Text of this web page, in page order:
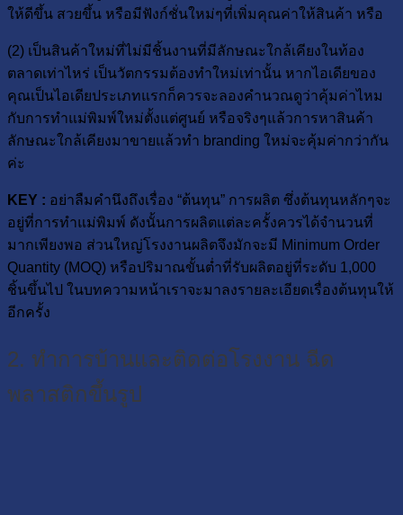
ให้ดีขึ้น สวยขึ้น หรือมีฟังก์ชั่นใหม่ๆที่เพิ่มคุณค่าให้สินค้า หรือ
(2) เป็นสินค้าใหม่ที่ไม่มีชิ้นงานที่มีลักษณะใกล้เคียงในท้อง
ตลาดเท่าไหร่ เป็นวัตกรรมต้องทำใหม่เท่านั้น หากไอเดียของ
คุณเป็นไอเดียประเภทแรกก็ควรจะลองคำนวณดูว่าคุ้มค่าไหม
กับการทำแม่พิมพ์ใหม่ตั้งแต่ศูนย์ หรือจริงๆแล้วการหาสินค้า
ลักษณะใกล้เคียงมาขายแล้วทำ branding ใหม่จะคุ้มค่ากว่ากัน
ค่ะ
KEY : อย่าลืมคำนึงถึงเรื่อง “ต้นทุน” การผลิต ซึ่งต้นทุนหลักๆจะ
อยู่ที่การทำแม่พิมพ์ ดังนั้นการผลิตแต่ละครั้งควรได้จำนวนที่
มากเพียงพอ ส่วนใหญ่โรงงานผลิตจึงมักจะมี Minimum Order
Quantity (MOQ) หรือปริมาณขั้นต่ำที่รับผลิตอยู่ที่ระดับ 1,000
ชิ้นขึ้นไป ในบทความหน้าเราจะมาลงรายละเอียดเรื่องต้นทุนให้
อีกครั้ง
2. ทำการบ้านและติดต่อโรงงาน ฉีด
พลาสติกขึ้นรูป